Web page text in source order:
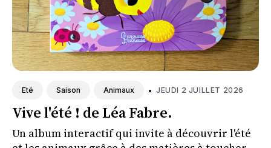
Eté Saison Animaux • JEUDI 2 JUILLET 2026
Vive l'été ! de Léa Fabre.
Un album interactif qui invite à découvrir l'été